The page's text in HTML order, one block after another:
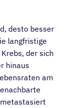
desto besser
langfristige
der sich
hinaus
am